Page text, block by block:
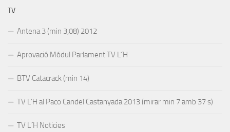
TV
Antena 3 (min 3,08) 2012
Aprovació Módul Parlament TV L´H
BTV Catacrack (min 14)
TV L’H al Paco Candel Castanyada 2013 (mirar min 7 amb 37 s)
TV L´H Noticies